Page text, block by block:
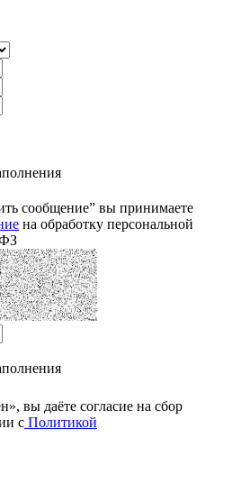
сообщение” вы принимаете
на обработку персональной
вы даёте cогласие на сбор
с Политикой